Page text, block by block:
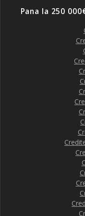
Pana la 250